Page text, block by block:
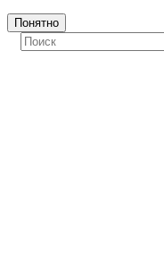
Понятно